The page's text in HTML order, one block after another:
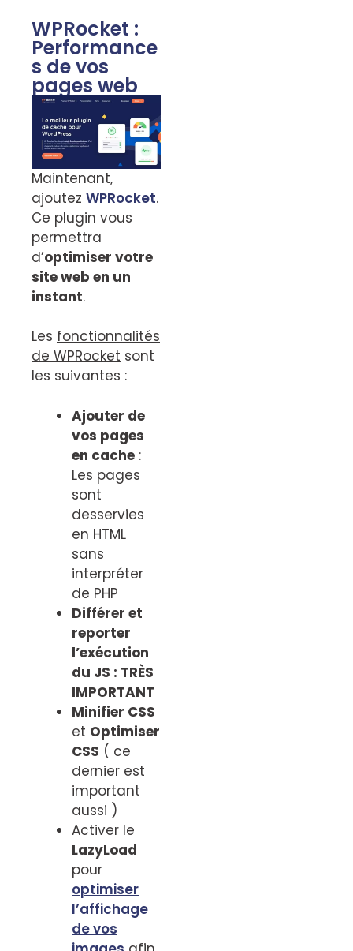
WPRocket :
Performance
s de vos
pages web
Maintenant,
ajoutez WPRocket.
Ce plugin vous
permettra
d’optimiser votre
site web en un
instant.
Les fonctionnalités
de WPRocket sont
les suivantes :
Ajouter de
vos pages
en cache :
Les pages
sont
desservies
en HTML
sans
interpréter
de PHP
Différer et
reporter
l’exécution
du JS : TRÈS
IMPORTANT
Minifier CSS
et Optimiser
CSS ( ce
dernier est
important
aussi )
Activer le
LazyLoad
pour
optimiser
l’affichage
de vos